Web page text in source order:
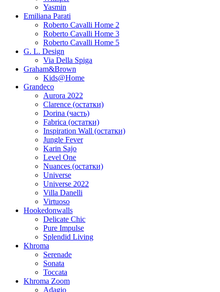
Yasmin
Emiliana Parati
Roberto Cavalli Home 2
Roberto Cavalli Home 3
Roberto Cavalli Home 5
G. L. Design
Via Della Spiga
Graham&Brown
Kids@Home
Grandeco
Aurora 2022
Clarence (остатки)
Dorina (часть)
Fabrica (остатки)
Inspiration Wall (остатки)
Jungle Fever
Karin Sajo
Level One
Nuances (остатки)
Universe
Universe 2022
Villa Danelli
Virtuoso
Hookedonwalls
Delicate Chic
Pure Impulse
Splendid Living
Khroma
Serenade
Sonata
Toccata
Khroma Zoom
Adagio